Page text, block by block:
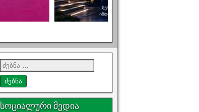
სოციალური მედია